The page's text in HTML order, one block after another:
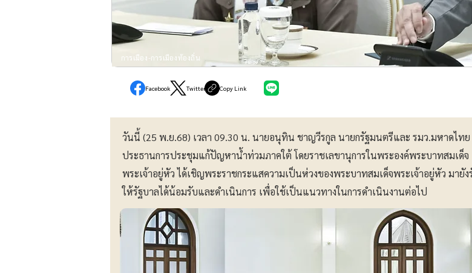
การเมือง-การเมืองท้องถิ่น
Facebook Twitter Copy Link
วันนี้ (25 พ.ย.68) เวลา 09.30 น. นายอนุทิน ชาญวีรกูล นายกรัฐมนตรีและ รมว.มหาดไท
ประธานการประชุมแก้ปัญหาน้ำท่วมภาคใต้ โดยราชเลขานุการในพระองค์พระบาทสมเด็จ
พระเจ้าอยู่หัว ได้เชิญพระราชกระแสความเป็นห่วงของพระบาทสมเด็จพระเจ้าอยู่หัว มายัง
ให้รัฐบาลได้น้อมรับและดำเนินการ เพื่อใช้เป็นแนวทางในการดำเนินงานต่อไป